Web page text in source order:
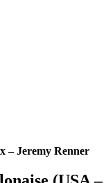
– Jeremy Renner